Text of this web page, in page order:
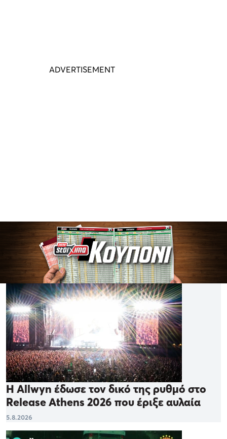
Η Allwyn έδωσε τον δικό της ρυθμό στο
Release Athens 2026 που έριξε αυλαία
5.8.2026